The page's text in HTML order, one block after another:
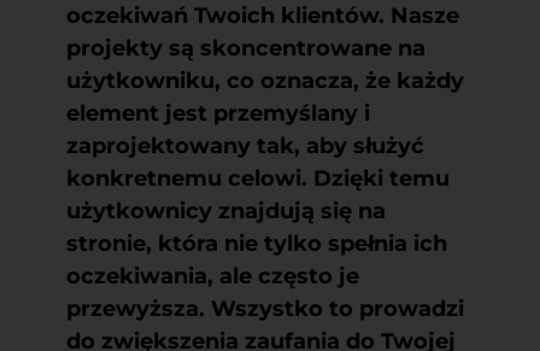
oczekiwań Twoich klientów. Nasze
projekty są skoncentrowane na
użytkowniku, co oznacza, że każdy
element jest przemyślany i
zaprojektowany tak, aby służyć
konkretnemu celowi. Dzięki temu
użytkownicy znajdują się na
stronie, która nie tylko spełnia ich
oczekiwania, ale często je
przewyższa. Wszystko to prowadzi
do zwiększenia zaufania do Twojej